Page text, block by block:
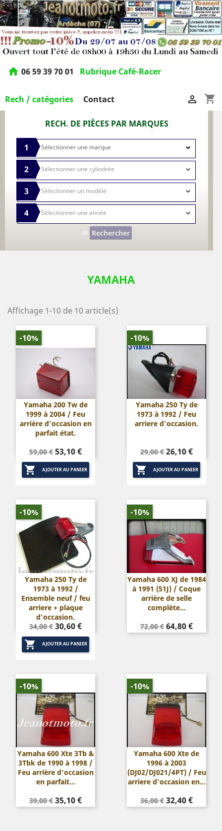
home 06 59 39 70 01 Rubrique Café-Racer
Rech / catégories Contact shopping_cart

RECH. DE PIÈCES PAR MARQUES
1
2
3
4
Rechercher
YAMAHA
Affichage 1-10 de 10 article(s)
Yamaha 200 Tw de
1999 à 2004 / Feu
arrière d'occasion en
parfait état.
Prix
de
base
59,00 € Prix
53,10 €
 AJOUTER AU PANIER
-10%
Yamaha 250 Ty de
1973 à 1992 / Feu
arriere d'occasion.
Prix
de
base
29,00 € Prix
26,10 €
 AJOUTER AU PANIER
-10%
Yamaha 250 Ty de
1973 à 1992 /
Ensemble neuf / feu
arriere + plaque
d'occasion.
Prix
de
base
34,00 € Prix
30,60 €
 AJOUTER AU PANIER
-10%
Yamaha 600 XJ de 1984
à 1991 (51J) / Coque
arrière de selle
complète...
Prix
de
72,00 € Prix
64,80 €
-10%
Yamaha 600 Xte 3Tb &
3Tbk de 1990 à 1998 /
Feu arrière d'occasion
en parfait...
Prix
de
39,00 € Prix
35,10 €
-10%
Yamaha 600 Xte de
1996 à 2003
(DJ02/DJ021/4PT) / Feu
arriere d'occasion en...
Prix
de
36,00 € Prix
32,40 €
-10%